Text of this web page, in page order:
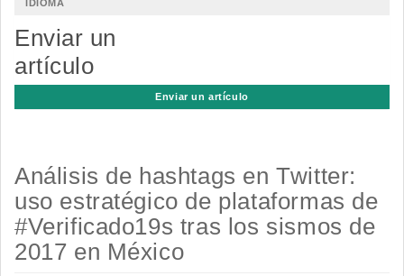
IDIOMA
Enviar un
artículo
Enviar un artículo
Análisis de hashtags en Twitter:
uso estratégico de plataformas de
#Verificado19s tras los sismos de
2017 en México